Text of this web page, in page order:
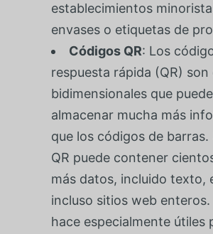
establecimientos
envases o etiquetas de
Códigos QR: Los
respuesta rápida (QR)
bidimensionales que
almacenar mucha más
que los códigos de
QR puede contener
más datos, incluido texto,
incluso sitios web enteros.
hace especialmente útiles